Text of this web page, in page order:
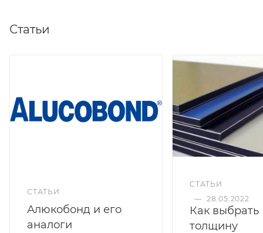
Статьи
СТАТЬИ
Алюкобонд и его
аналоги
СТАТЬИ
— 28.05.2022
Как выбрать
толщину